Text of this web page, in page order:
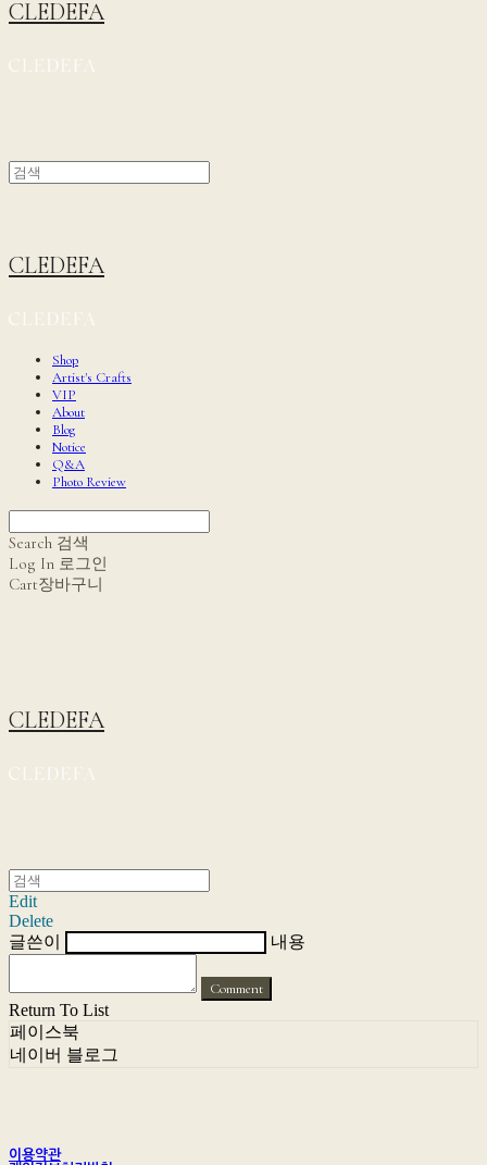
CLEDEFA
CLEDEFA
Shop
Artist's Crafts
VIP
About
Blog
Notice
Q&A
Photo Review
Search 검색
Log In 로그인
Cart장바구니
CLEDEFA
Edit
Delete
글쓴이
내용
Comment
Return To List
페이스북
네이버 블로그
이용약관